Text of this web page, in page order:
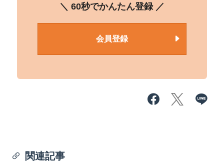
＼ 60秒でかんたん登録 ／
会員登録
関連記事